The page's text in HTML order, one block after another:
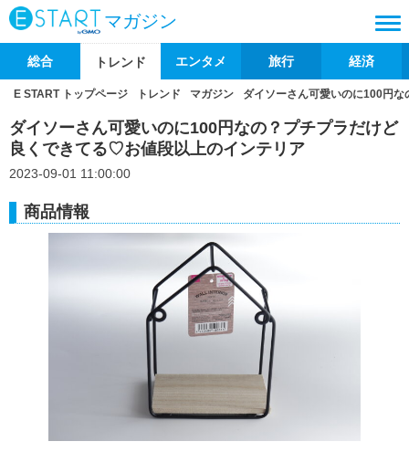
マガジン
総合 トレンド エンタメ 旅行 経済
E START トップページ トレンド マガジン ダイソーさん可愛いのに100円
ダイソーさん可愛いのに100円なの？プチプラだけど
良くできてる♡お値段以上のインテリア
2023-09-01 11:00:00
商品情報